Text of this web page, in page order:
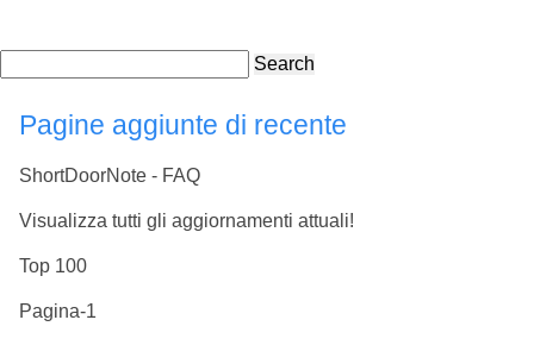
Search
Pagine aggiunte di recente
ShortDoorNote - FAQ
Visualizza tutti gli aggiornamenti attuali!
Top 100
Pagina-1